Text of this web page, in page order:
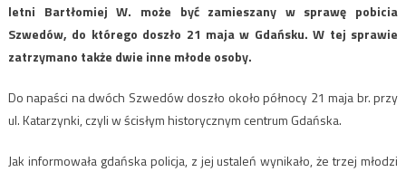
letni Bartłomiej W. może być zamieszany w sprawę pobicia
Szwedów, do którego doszło 21 maja w Gdańsku. W tej sprawie
zatrzymano także dwie inne młode osoby.
Do napaści na dwóch Szwedów doszło około północy 21 maja br. przy
ul. Katarzynki, czyli w ścisłym historycznym centrum Gdańska.
Jak informowała gdańska policja, z jej ustaleń wynikało, że trzej młodzi